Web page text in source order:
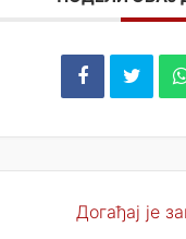
Догађај је